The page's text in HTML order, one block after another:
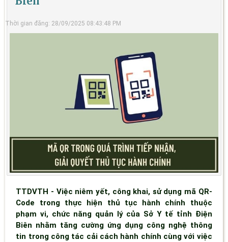
Thời gian đăng: 28/09/2025 08:43:48 PM
TTDVTH - Việc niêm yết, công khai, sử dụng mã QR-
Code trong thực hiện thủ tục hành chính thuộc
phạm vi, chức năng quản lý của Sở Y tế tỉnh Điện
Biên nhằm tăng cường ứng dụng công nghệ thông
tin trong công tác cải cách hành chính cùng với việc